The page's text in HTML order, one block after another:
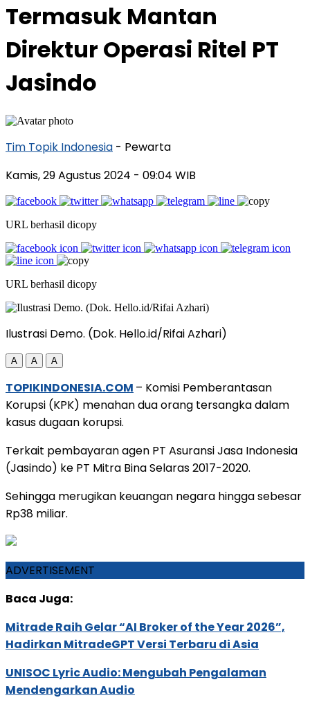
Termasuk Mantan
Direktur Operasi Ritel PT
Jasindo
Tim Topik Indonesia - Pewarta
Kamis, 29 Agustus 2024 - 09:04 WIB
URL berhasil dicopy
URL berhasil dicopy
Ilustrasi Demo. (Dok. Hello.id/Rifai Azhari)
A A A
TOPIKINDONESIA.COM – Komisi Pemberantasan
Korupsi (KPK) menahan dua orang tersangka dalam
kasus dugaan korupsi.
Terkait pembayaran agen PT Asuransi Jasa Indonesia
(Jasindo) ke PT Mitra Bina Selaras 2017-2020.
Sehingga merugikan keuangan negara hingga sebesar
Rp38 miliar.
ADVERTISEMENT
Baca Juga:
Mitrade Raih Gelar “AI Broker of the Year 2026”,
Hadirkan MitradeGPT Versi Terbaru di Asia
UNISOC Lyric Audio: Mengubah Pengalaman
Mendengarkan Audio